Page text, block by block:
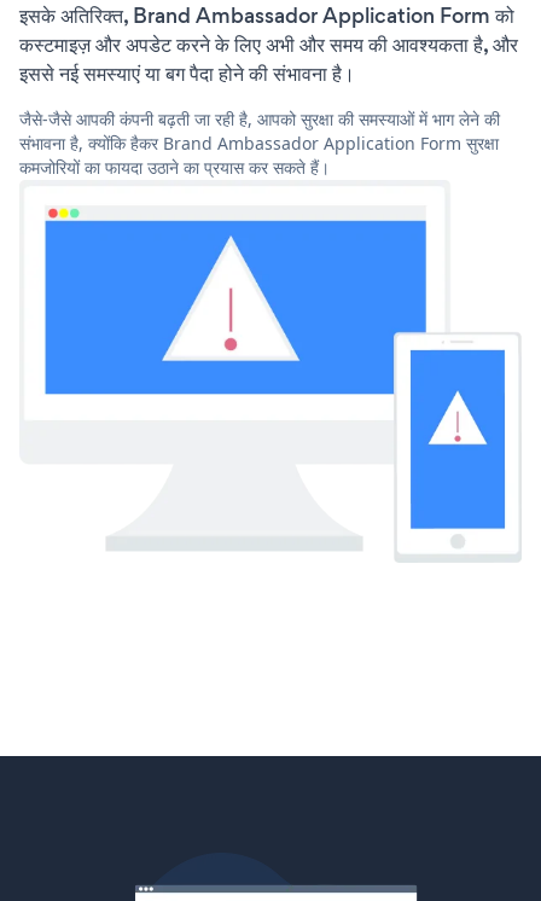
इसके अतिरिक्त, Brand Ambassador Application Form को
कस्टमाइज़ और अपडेट करने के लिए अभी और समय की आवश्यकता है, और
इससे नई समस्याएं या बग पैदा होने की संभावना है।
जैसे-जैसे आपकी कंपनी बढ़ती जा रही है, आपको सुरक्षा की समस्याओं में भाग लेने की
संभावना है, क्योंकि हैकर Brand Ambassador Application Form सुरक्षा
कमजोरियों का फायदा उठाने का प्रयास कर सकते हैं।